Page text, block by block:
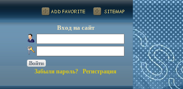
Вход на сайт
Забыли пароль? Регистрация